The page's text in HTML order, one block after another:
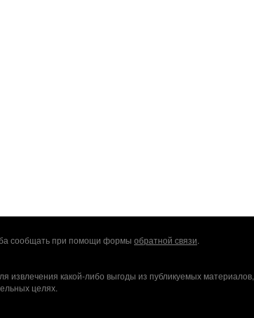
сообщать при помощи формы обратной связи.
извлечения какой-либо выгоды из публикуемых материалов,
целях.